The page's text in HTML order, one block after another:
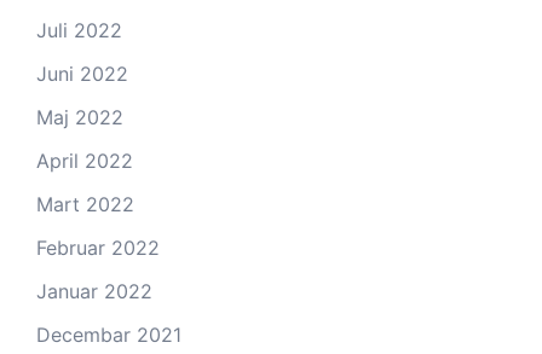
Juli 2022
Juni 2022
Maj 2022
April 2022
Mart 2022
Februar 2022
Januar 2022
Decembar 2021